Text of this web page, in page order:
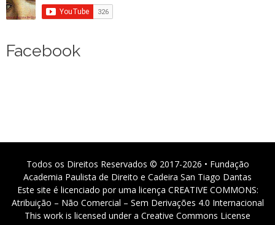
Facebook
Todos os Direitos Reservados © 2017-2026 • Fundação
Academia Paulista de Direito e Cadeira San Tiago Dantas
Este site é licenciado por uma licença CREATIVE COMMONS:
Atribuição – Não Comercial – Sem Derivações 4.0 Internacional
This work is licensed under a Creative Commons License